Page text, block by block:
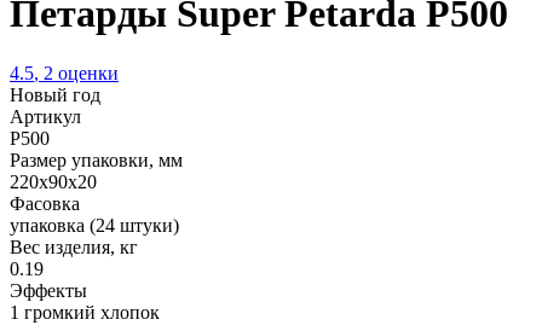
Петарды Super Petarda P500
4.5, 2 оценки
Новый год
Артикул
P500
Размер упаковки, мм
220х90х20
Фасовка
упаковка (24 штуки)
Вес изделия, кг
0.19
Эффекты
1 громкий хлопок